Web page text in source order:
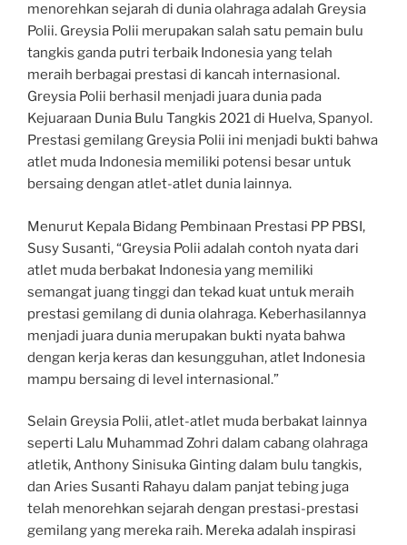
menorehkan sejarah di dunia olahraga adalah Greysia
Polii. Greysia Polii merupakan salah satu pemain bulu
tangkis ganda putri terbaik Indonesia yang telah
meraih berbagai prestasi di kancah internasional.
Greysia Polii berhasil menjadi juara dunia pada
Kejuaraan Dunia Bulu Tangkis 2021 di Huelva, Spanyol.
Prestasi gemilang Greysia Polii ini menjadi bukti bahwa
atlet muda Indonesia memiliki potensi besar untuk
bersaing dengan atlet-atlet dunia lainnya.
Menurut Kepala Bidang Pembinaan Prestasi PP PBSI,
Susy Susanti, “Greysia Polii adalah contoh nyata dari
atlet muda berbakat Indonesia yang memiliki
semangat juang tinggi dan tekad kuat untuk meraih
prestasi gemilang di dunia olahraga. Keberhasilannya
menjadi juara dunia merupakan bukti nyata bahwa
dengan kerja keras dan kesungguhan, atlet Indonesia
mampu bersaing di level internasional.”
Selain Greysia Polii, atlet-atlet muda berbakat lainnya
seperti Lalu Muhammad Zohri dalam cabang olahraga
atletik, Anthony Sinisuka Ginting dalam bulu tangkis,
dan Aries Susanti Rahayu dalam panjat tebing juga
telah menorehkan sejarah dengan prestasi-prestasi
gemilang yang mereka raih. Mereka adalah inspirasi